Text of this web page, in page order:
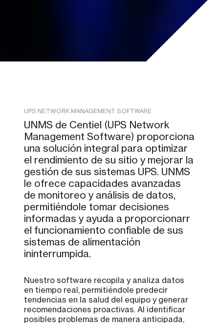
UPS NETWORK MANAGEMENT SOFTWARE
UNMS de Centiel (UPS Network
Management Software) proporciona
una solución integral para optimizar
el rendimiento de su sitio y mejorar la
gestión de sus sistemas UPS. UNMS
le ofrece capacidades avanzadas
de monitoreo y análisis de datos,
permitiéndole tomar decisiones
informadas y ayuda a proporcionarr
el funcionamiento confiable de sus
sistemas de alimentación
ininterrumpida.
Nuestro software recopila y analiza datos
en tiempo real, permitiéndole predecir
tendencias en la salud del equipo y generar
recomendaciones proactivas. Al identificar
posibles problemas de manera anticipada,